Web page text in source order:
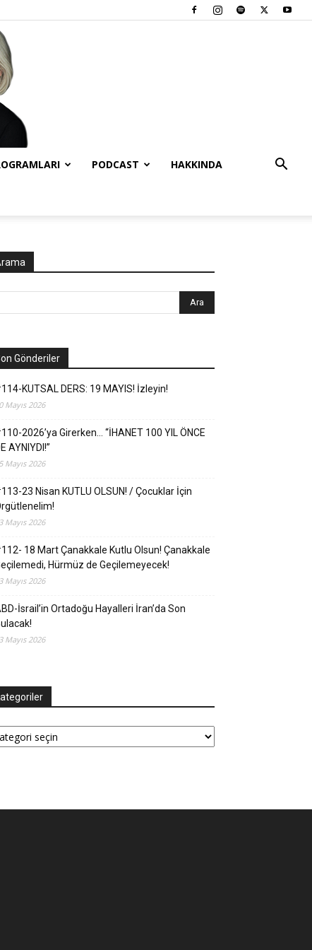
PODCAST HAKKINDA
Gönderiler
KUTSAL DERS: 19 MAYIS! İzleyin!
Mayıs 2026
2026’ya Girerken… “İHANET 100 YIL ÖNCE
AYNIYDI!”
Mayıs 2026
23 Nisan KUTLU OLSUN! / Çocuklar İçin
Mayıs 2026
18 Mart Çanakkale Kutlu Olsun! Çanakkale
Hürmüz de Geçilemeyecek!
Mayıs 2026
İsrail’in Ortadoğu Hayalleri İran’da Son
Mayıs 2026